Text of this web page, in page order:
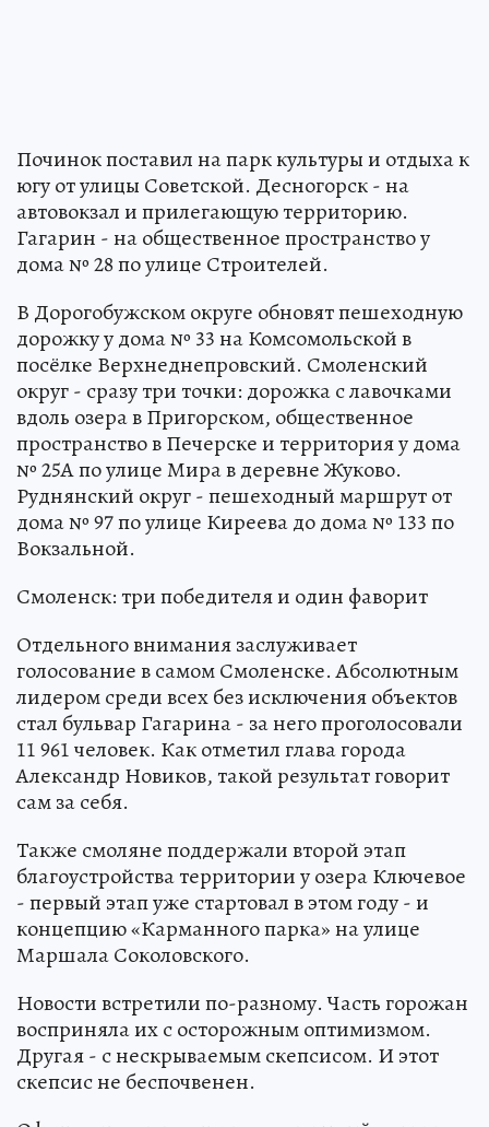
Починок поставил на парк культуры и отдыха к
югу от улицы Советской. Десногорск - на
автовокзал и прилегающую территорию.
Гагарин - на общественное пространство у
дома № 28 по улице Строителей.
В Дорогобужском округе обновят пешеходную
дорожку у дома № 33 на Комсомольской в
посёлке Верхнеднепровский. Смоленский
округ - сразу три точки: дорожка с лавочками
вдоль озера в Пригорском, общественное
пространство в Печерске и территория у дома
№ 25А по улице Мира в деревне Жуково.
Руднянский округ - пешеходный маршрут от
дома № 97 по улице Киреева до дома № 133 по
Вокзальной.
Смоленск: три победителя и один фаворит
Отдельного внимания заслуживает
голосование в самом Смоленске. Абсолютным
лидером среди всех без исключения объектов
стал бульвар Гагарина - за него проголосовали
11 961 человек. Как отметил глава города
Александр Новиков, такой результат говорит
сам за себя.
Также смоляне поддержали второй этап
благоустройства территории у озера Ключевое
- первый этап уже стартовал в этом году - и
концепцию «Карманного парка» на улице
Маршала Соколовского.
Новости встретили по-разному. Часть горожан
восприняла их с осторожным оптимизмом.
Другая - с нескрываемым скепсисом. И этот
скепсис не беспочвенен.